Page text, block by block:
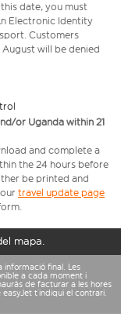
date, you must
Electronic Identity
Customers
will be denied
or Uganda within 21
and complete a
the 24 hours before
be printed and
travel update page
mapa.
informació final. Les
a cada moment i
de facturar a les hores
t’indiqui el contrari.